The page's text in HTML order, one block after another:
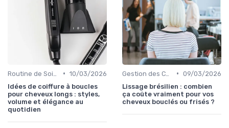
• 10/03/2026
Idées de coiffure à boucles
pour cheveux longs : styles,
volume et élégance au
quotidien
• 09/03/2026
Lissage brésilien : combien
ça coûte vraiment pour vos
cheveux bouclés ou frisés ?